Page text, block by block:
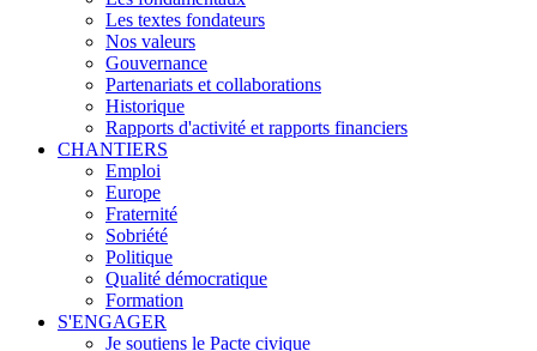
Les textes fondateurs
Nos valeurs
Gouvernance
Partenariats et collaborations
Historique
Rapports d'activité et rapports financiers
CHANTIERS
Emploi
Europe
Fraternité
Sobriété
Politique
Qualité démocratique
Formation
S'ENGAGER
Je soutiens le Pacte civique